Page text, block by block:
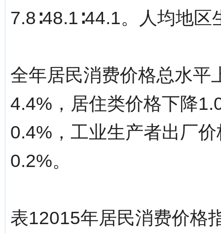
7.8∶48.1∶44.1。人均地
全年居民消费价格总水平
4.4%，居住类价格下降
0.4%，工业生产者出厂
0.2%。
表12015年居民消费价格